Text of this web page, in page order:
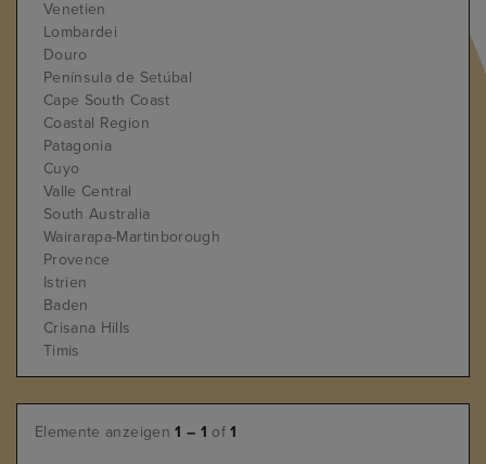
Venetien
Lombardei
Douro
Península de Setúbal
Cape South Coast
Coastal Region
Patagonia
Cuyo
Valle Central
South Australia
Wairarapa-Martinborough
Provence
Istrien
Baden
Crisana Hills
Timis
Elemente anzeigen1 – 1 of1